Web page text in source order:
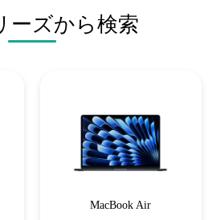
ーズから検索
MacBook Air